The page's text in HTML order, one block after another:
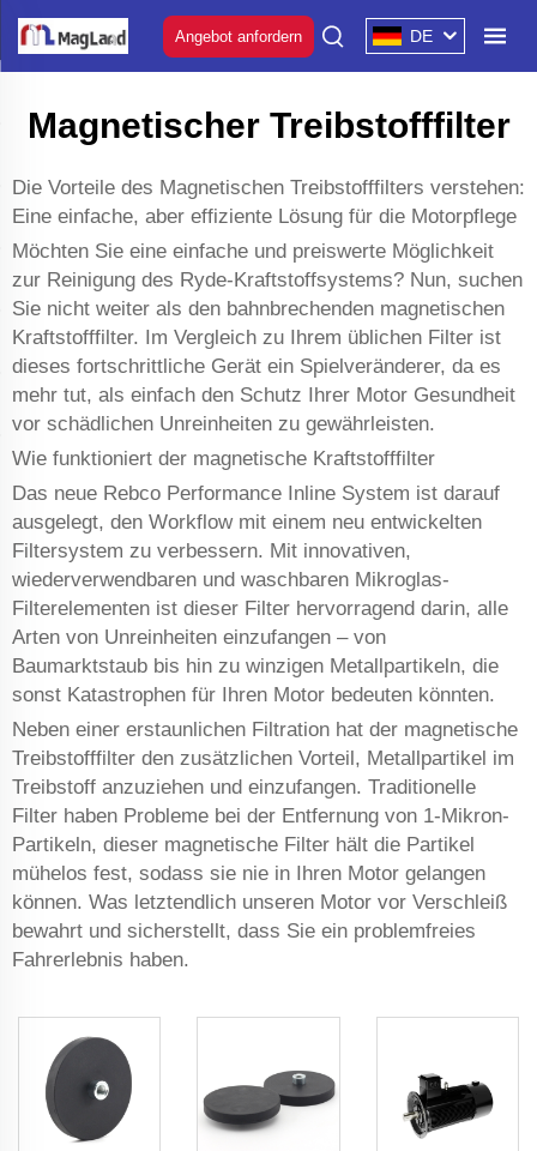
Angebot anfordern DE
Magnetischer Treibstofffilter
Die Vorteile des Magnetischen Treibstofffilters verstehen:
Eine einfache, aber effiziente Lösung für die Motorpflege
Möchten Sie eine einfache und preiswerte Möglichkeit
zur Reinigung des Ryde-Kraftstoffsystems? Nun, suchen
Sie nicht weiter als den bahnbrechenden magnetischen
Kraftstofffilter. Im Vergleich zu Ihrem üblichen Filter ist
dieses fortschrittliche Gerät ein Spielveränderer, da es
mehr tut, als einfach den Schutz Ihrer Motor Gesundheit
vor schädlichen Unreinheiten zu gewährleisten.
Wie funktioniert der magnetische Kraftstofffilter
Das neue Rebco Performance Inline System ist darauf
ausgelegt, den Workflow mit einem neu entwickelten
Filtersystem zu verbessern. Mit innovativen,
wiederverwendbaren und waschbaren Mikroglas-
Filterelementen ist dieser Filter hervorragend darin, alle
Arten von Unreinheiten einzufangen – von
Baumarktstaub bis hin zu winzigen Metallpartikeln, die
sonst Katastrophen für Ihren Motor bedeuten könnten.
Neben einer erstaunlichen Filtration hat der magnetische
Treibstofffilter den zusätzlichen Vorteil, Metallpartikel im
Treibstoff anzuziehen und einzufangen. Traditionelle
Filter haben Probleme bei der Entfernung von 1-Mikron-
Partikeln, dieser magnetische Filter hält die Partikel
mühelos fest, sodass sie nie in Ihren Motor gelangen
können. Was letztendlich unseren Motor vor Verschleiß
bewahrt und sicherstellt, dass Sie ein problemfreies
Fahrerlebnis haben.